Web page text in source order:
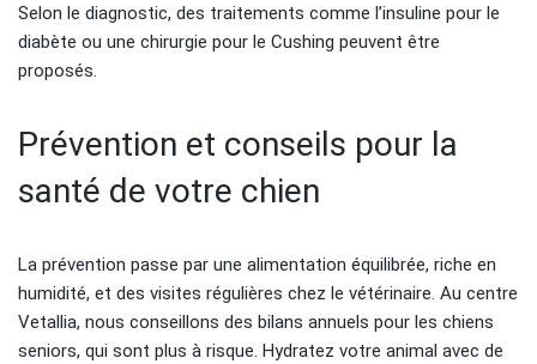
Selon le diagnostic, des traitements comme l’insuline pour le
diabète ou une chirurgie pour le Cushing peuvent être
proposés.
Prévention et conseils pour la
santé de votre chien
La prévention passe par une alimentation équilibrée, riche en
humidité, et des visites régulières chez le vétérinaire. Au centre
Vetallia, nous conseillons des bilans annuels pour les chiens
seniors, qui sont plus à risque. Hydratez votre animal avec de